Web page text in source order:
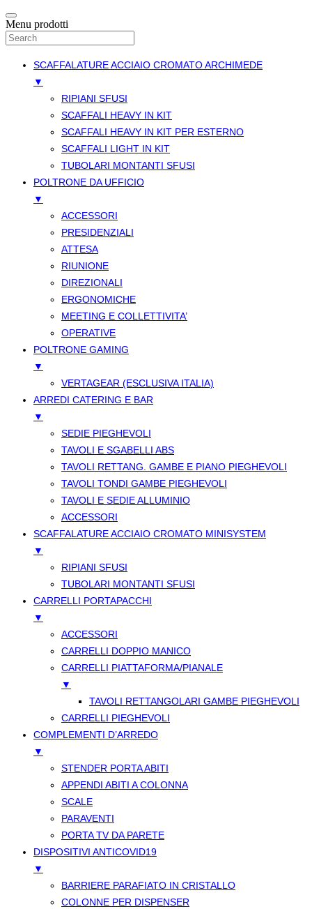
Menu prodotti
SCAFFALATURE ACCIAIO CROMATO ARCHIMEDE
▼
RIPIANI SFUSI
SCAFFALI HEAVY IN KIT
SCAFFALI HEAVY IN KIT PER ESTERNO
SCAFFALI LIGHT IN KIT
TUBOLARI MONTANTI SFUSI
POLTRONE DA UFFICIO
▼
ACCESSORI
PRESIDENZIALI
ATTESA
RIUNIONE
DIREZIONALI
ERGONOMICHE
MEETING E COLLETTIVITA’
OPERATIVE
POLTRONE GAMING
▼
VERTAGEAR (ESCLUSIVA ITALIA)
ARREDI CATERING E BAR
▼
SEDIE PIEGHEVOLI
TAVOLI E SGABELLI ABS
TAVOLI RETTANG. GAMBE E PIANO PIEGHEVOLI
TAVOLI TONDI GAMBE PIEGHEVOLI
TAVOLI E SEDIE ALLUMINIO
ACCESSORI
SCAFFALATURE ACCIAIO CROMATO MINISYSTEM
▼
RIPIANI SFUSI
TUBOLARI MONTANTI SFUSI
CARRELLI PORTAPACCHI
▼
ACCESSORI
CARRELLI DOPPIO MANICO
CARRELLI PIATTAFORMA/PIANALE
▼
TAVOLI RETTANGOLARI GAMBE PIEGHEVOLI
CARRELLI PIEGHEVOLI
COMPLEMENTI D’ARREDO
▼
STENDER PORTA ABITI
APPENDI ABITI A COLONNA
SCALE
PARAVENTI
PORTA TV DA PARETE
DISPOSITIVI ANTICOVID19
▼
BARRIERE PARAFIATO IN CRISTALLO
COLONNE PER DISPENSER